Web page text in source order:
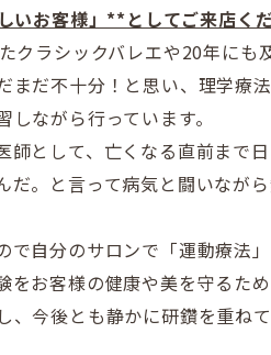
いお客様」**としてご来店く
クラシックバレエや20年に
まだ不十分！と思い、理学療
ながら行っています。
として、亡くなる直前まで
だ。と言って病気と闘いなが
で自分のサロンで「運動療法
お客様の健康や美を守るた
、今後とも静かに研鑽を重ねて